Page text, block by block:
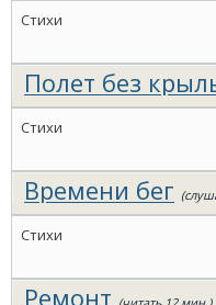
Стихи
Полет без
Стихи
Времени бег
Стихи
Ремонт